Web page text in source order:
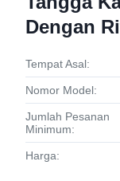
Dengan
Tempat Asal:
Nomor Model:
Jumlah Pesanan
Minimum:
Harga: